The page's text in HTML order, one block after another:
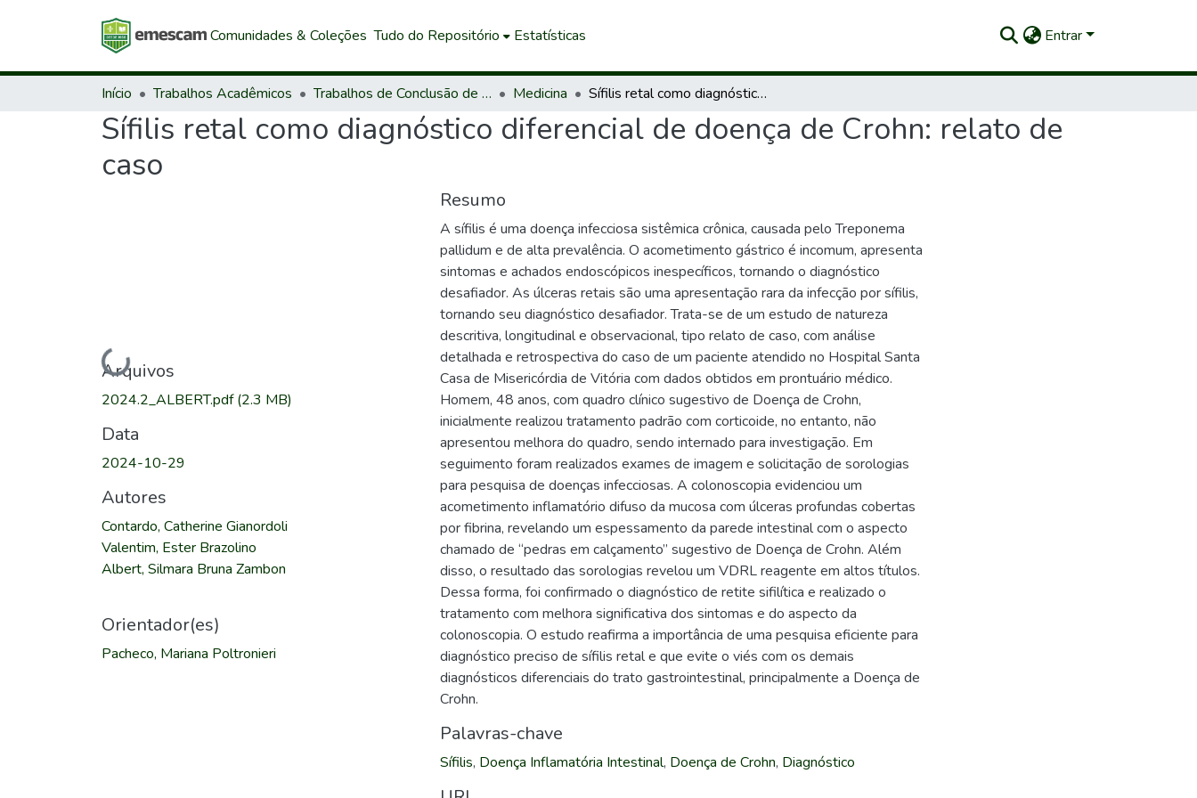
Comunidades & Coleções Tudo do Repositório Estatísticas Entrar
Início Trabalhos Acadêmicos Trabalhos de Conclusão de Curso de Graduação Medicina Sífilis retal como diagnóstico diferencial de doença de Crohn: relato de caso
Sífilis retal como diagnóstico diferencial de doença de Crohn: relato de
caso
Carregando...
Arquivos
2024.2_ALBERT.pdf(2.3 MB)
Data
2024-10-29
Autores
Contardo, Catherine Gianordoli
Valentim, Ester Brazolino
Albert, Silmara Bruna Zambon
Orientador(es)
Pacheco, Mariana Poltronieri
Resumo
A sífilis é uma doença infecciosa sistêmica crônica, causada pelo Treponema
pallidum e de alta prevalência. O acometimento gástrico é incomum, apresenta
sintomas e achados endoscópicos inespecíficos, tornando o diagnóstico
desafiador. As úlceras retais são uma apresentação rara da infecção por sífilis,
tornando seu diagnóstico desafiador. Trata-se de um estudo de natureza
descritiva, longitudinal e observacional, tipo relato de caso, com análise
detalhada e retrospectiva do caso de um paciente atendido no Hospital Santa
Casa de Misericórdia de Vitória com dados obtidos em prontuário médico.
Homem, 48 anos, com quadro clínico sugestivo de Doença de Crohn,
inicialmente realizou tratamento padrão com corticoide, no entanto, não
apresentou melhora do quadro, sendo internado para investigação. Em
seguimento foram realizados exames de imagem e solicitação de sorologias
para pesquisa de doenças infecciosas. A colonoscopia evidenciou um
acometimento inflamatório difuso da mucosa com úlceras profundas cobertas
por fibrina, revelando um espessamento da parede intestinal com o aspecto
chamado de “pedras em calçamento” sugestivo de Doença de Crohn. Além
disso, o resultado das sorologias revelou um VDRL reagente em altos títulos.
Dessa forma, foi confirmado o diagnóstico de retite sifilítica e realizado o
tratamento com melhora significativa dos sintomas e do aspecto da
colonoscopia. O estudo reafirma a importância de uma pesquisa eficiente para
diagnóstico preciso de sífilis retal e que evite o viés com os demais
diagnósticos diferenciais do trato gastrointestinal, principalmente a Doença de
Crohn.
Palavras-chave
Sífilis, Doença Inflamatória Intestinal, Doença de Crohn, Diagnóstico